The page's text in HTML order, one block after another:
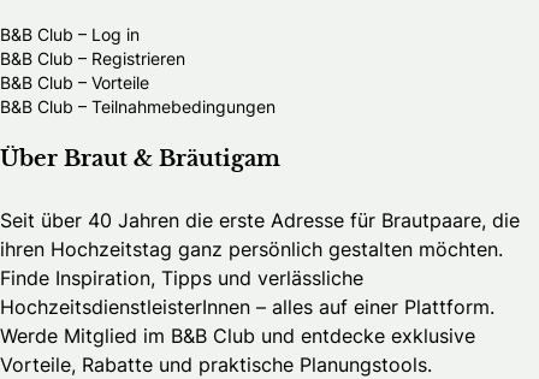
B&B Club – Log in
B&B Club – Registrieren
B&B Club – Vorteile
B&B Club – Teilnahmebedingungen
Über Braut & Bräutigam
Seit über 40 Jahren die erste Adresse für Brautpaare, die
ihren Hochzeitstag ganz persönlich gestalten möchten.
Finde Inspiration, Tipps und verlässliche
HochzeitsdienstleisterInnen – alles auf einer Plattform.
Werde Mitglied im B&B Club und entdecke exklusive
Vorteile, Rabatte und praktische Planungstools.